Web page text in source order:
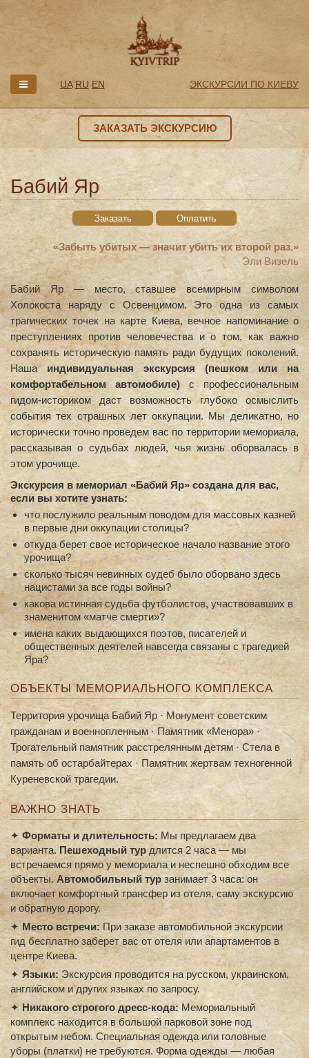
UA RU EN ЭКСКУРСИИ ПО КИЕВУ
ЗАКАЗАТЬ ЭКСКУРСИЮ
Бабий Яр
Заказать Оплатить
«Забыть убитых — значит убить их второй раз.»
Эли Визель
Бабий Яр — место, ставшее всемирным символом
Холокоста наряду с Освенцимом. Это одна из самых
трагических точек на карте Киева, вечное напоминание о
преступлениях против человечества и о том, как важно
сохранять историческую память ради будущих поколений.
Нашаиндивидуальная экскурсия (пешком или на
комфортабельном автомобиле)с профессиональным
гидом-историком даст возможность глубоко осмыслить
события тех страшных лет оккупации. Мы деликатно, но
исторически точно проведем вас по территории мемориала,
рассказывая о судьбах людей, чья жизнь оборвалась в
этом урочище.
Экскурсия в мемориал «Бабий Яр» создана для вас,
если вы хотите узнать:
что послужило реальным поводом для массовых казней
в первые дни оккупации столицы?
откуда берет свое историческое начало название этого
урочища?
сколько тысяч невинных судеб было оборвано здесь
нацистами за все годы войны?
какова истинная судьба футболистов, участвовавших в
знаменитом «матче смерти»?
имена каких выдающихся поэтов, писателей и
общественных деятелей навсегда связаны с трагедией
Яра?
ОБЪЕКТЫ МЕМОРИАЛЬНОГО КОМПЛЕКСА
Территория урочища Бабий Яр · Монумент советским
гражданам и военнопленным · Памятник «Менора» ·
Трогательный памятник расстрелянным детям · Стела в
память об остарбайтерах · Памятник жертвам техногенной
Куреневской трагедии.
ВАЖНО ЗНАТЬ
✦ Форматы и длительность:Мы предлагаем два
варианта. Пешеходный турдлится 2 часа — мы
встречаемся прямо у мемориала и неспешно обходим все
объекты. Автомобильный тур занимает 3 часа: он
включает комфортный трансфер из отеля, саму экскурсию
и обратную дорогу.
✦ Место встречи: При заказе автомобильной экскурсии
гид бесплатно заберет вас от отеля или апартаментов в
центре Киева.
✦ Языки: Экскурсия проводится на русском, украинском,
английском и других языках по запросу.
✦Никакого строгого дресс-кода: Мемориальный
комплекс находится в большой парковой зоне под
открытым небом. Специальная одежда или головные
уборы (платки) не требуются. Форма одежды — любая